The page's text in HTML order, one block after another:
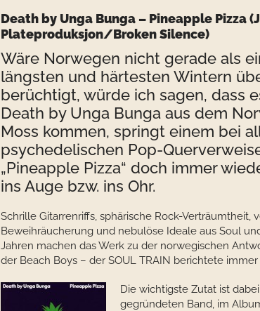
Death by Unga Bunga – Pineapple Pizza
Plateproduksjon/Broken Silence)
Wäre Norwegen nicht gerade als
längsten und härtesten Wintern
berüchtigt, würde ich sagen, dass
Death by Unga Bunga aus dem
Moss kommen, springt einem bei
psychedelischen Pop-
„Pineapple Pizza“ doch immer
ins Auge bzw. ins Ohr.
Schrille Gitarrenriffs, sphärische Rock-Verträumtheit,
Beweihräucherung und nebulöse Ideale aus Soul
Jahren machen das Werk zu der norwegischen
der Beach Boys – der SOUL TRAIN berichtete
Die wichtigste Zutat ist
gegründeten Band, im